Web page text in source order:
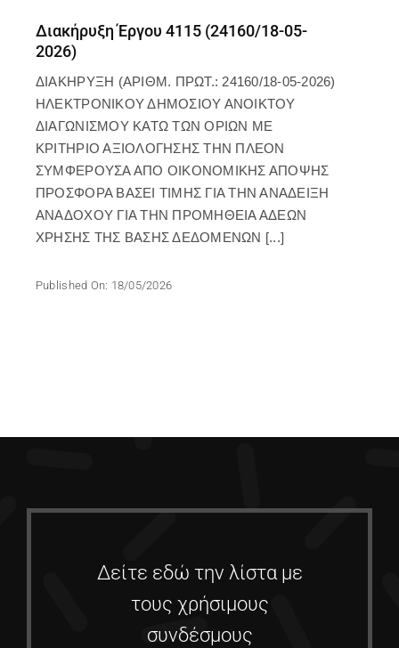
Διακήρυξη Έργου 4115 (24160/18-05-
2026)
ΔΙΑΚΗΡΥΞΗ (ΑΡΙΘΜ. ΠΡΩΤ.: 24160/18-05-2026)
ΗΛΕΚΤΡΟΝΙΚΟΥ ΔΗΜΟΣΙΟΥ ΑΝΟΙΚΤΟΥ
ΔΙΑΓΩΝΙΣΜΟΥ ΚΑΤΩ ΤΩΝ ΟΡΙΩΝ ΜΕ
ΚΡΙΤΗΡΙΟ ΑΞΙΟΛΟΓΗΣΗΣ ΤΗΝ ΠΛΕΟΝ
ΣΥΜΦΕΡΟΥΣΑ ΑΠΟ ΟΙΚΟΝΟΜΙΚΗΣ ΑΠΟΨΗΣ
ΠΡΟΣΦΟΡΑ ΒΑΣΕΙ ΤΙΜΗΣ ΓΙΑ ΤΗΝ ΑΝΑΔΕΙΞΗ
ΑΝΑΔΟΧΟΥ ΓΙΑ ΤΗΝ ΠΡΟΜΗΘΕΙΑ ΑΔΕΩΝ
ΧΡΗΣΗΣ ΤΗΣ ΒΑΣΗΣ ΔΕΔΟΜΕΝΩΝ [...]
Published On: 18/05/2026
Δείτε εδώ την λίστα με
τους χρήσιμους
συνδέσμους